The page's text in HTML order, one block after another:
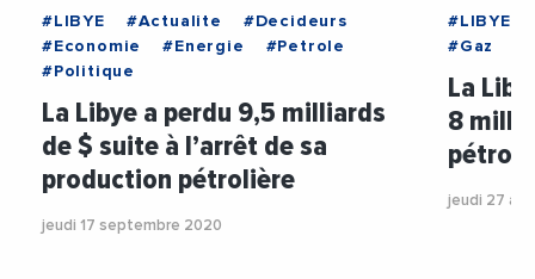
#LIBYE #Actualite
#Decideurs
#Economie
#Energie
#Petrole
#Politique
La Libye a perdu 9,5 milliards
de $ suite à l’arrêt de sa
production pétrolière
jeudi 17 septembre 2020
#LIBYE
#Gaz
La
8
jeudi 27